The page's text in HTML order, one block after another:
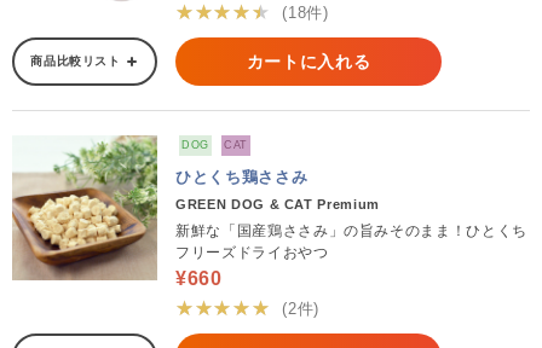
★★★★★
(18件)
商品比較リスト カートに入れる
DOG CAT
ひとくち鶏ささみ
GREEN DOG & CAT Premium
新鮮な「国産鶏ささみ」の旨みそのまま！ひとくち
フリーズドライおやつ
¥660
★★★★★
(2件)